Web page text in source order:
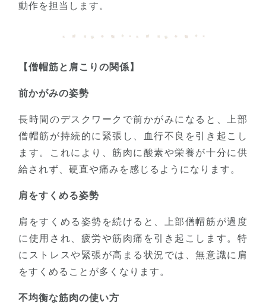
動作を担当します。
【僧帽筋と肩こりの関係】
前かがみの姿勢
長時間のデスクワークで前かがみになると、上部
僧帽筋が持続的に緊張し、血行不良を引き起こし
ます。これにより、筋肉に酸素や栄養が十分に供
給されず、硬直や痛みを感じるようになります。
肩をすくめる姿勢
肩をすくめる姿勢を続けると、上部僧帽筋が過度
に使用され、疲労や筋肉痛を引き起こします。特
にストレスや緊張が高まる状況では、無意識に肩
をすくめることが多くなります。
不均衡な筋肉の使い方